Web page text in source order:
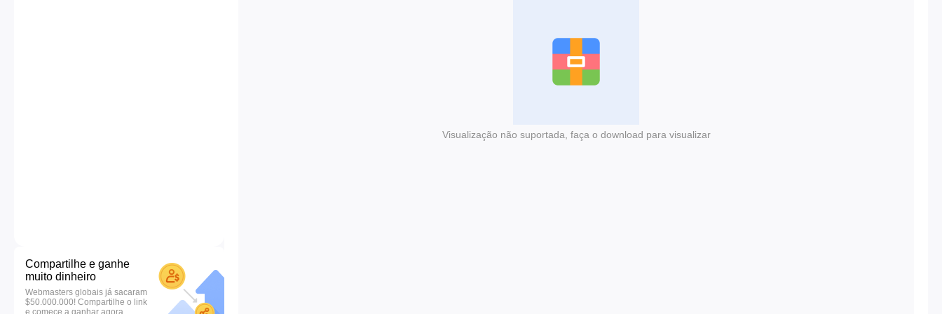
Compartilhe e ganhe
muito dinheiro
Webmasters globais já sacaram
$50.000.000! Compartilhe o link
e comece a ganhar agora.
Visualização não suportada, faça o download para visualizar